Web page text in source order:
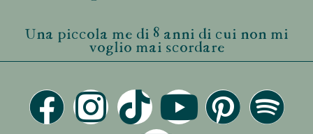
Una piccola me di 8 anni di cui non mi
voglio mai scordare